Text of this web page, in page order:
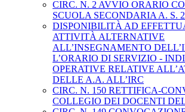
CIRC. N. 2 AVVIO ORARIO
SCUOLA SECONDARIA A. S.
DISPONIBILITÀ AD
ATTIVITÀ ALTERNATIVE
ALL’INSEGNAMENTO
L’ORARIO DI SERVIZIO -
OPERATIVE RELATIVE
DELLE A.A. ALL’IRC
CIRC. N. 150 RETTIFICA-
COLLEGIO DEI DOCENTI